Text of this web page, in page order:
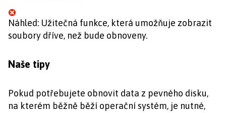
Náhled: Užitečná funkce, která umožňuje zobrazit
soubory dříve, než bude obnoveny.
Naše tipy
Pokud potřebujete obnovit data z pevného disku,
na kterém běžně běží operační systém, je nutné,